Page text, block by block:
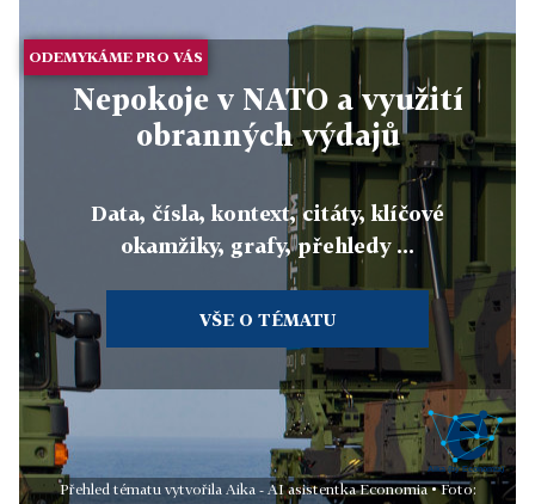
ODEMYKÁME PRO VÁS
Nepokoje v NATO a využití
obranných výdajů
Data, čísla, kontext, citáty, klíčové
okamžiky, grafy, přehledy ...
VŠE O TÉMATU
Přehled tématu vytvořila Aika - AI asistentka Economia • Foto: